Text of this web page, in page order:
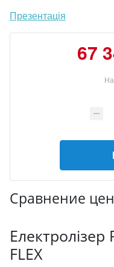
Презентація
67
Сравнение
FLEX